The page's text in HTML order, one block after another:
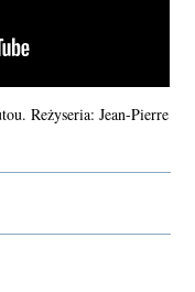
Reżyseria: Jean-Pierre